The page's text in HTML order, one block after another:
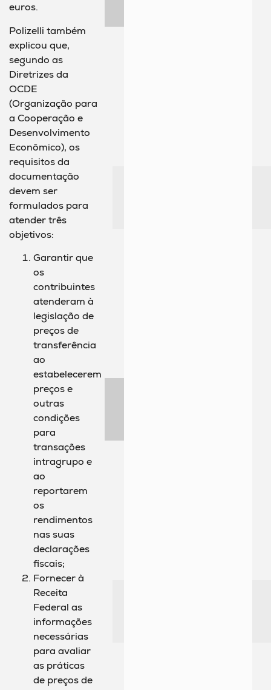
euros.
Polizelli também
explicou que,
segundo as
Diretrizes da
OCDE
(Organização para
a Cooperação e
Desenvolvimento
Econômico), os
requisitos da
documentação
devem ser
formulados para
atender três
objetivos:
Garantir que
os
contribuintes
atenderam à
legislação de
preços de
transferência
ao
estabelecerem
preços e
outras
condições
para
transações
intragrupo e
ao
reportarem
os
rendimentos
nas suas
declarações
fiscais;
Fornecer à
Receita
Federal as
informações
necessárias
para avaliar
as práticas
de preços de